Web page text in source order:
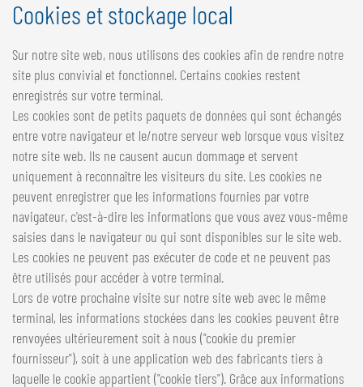
Cookies et stockage local
Sur notre site web, nous utilisons des cookies afin de rendre notre
site plus convivial et fonctionnel. Certains cookies restent
enregistrés sur votre terminal.
Les cookies sont de petits paquets de données qui sont échangés
entre votre navigateur et le/notre serveur web lorsque vous visitez
notre site web. Ils ne causent aucun dommage et servent
uniquement à reconnaître les visiteurs du site. Les cookies ne
peuvent enregistrer que les informations fournies par votre
navigateur, c'est-à-dire les informations que vous avez vous-même
saisies dans le navigateur ou qui sont disponibles sur le site web.
Les cookies ne peuvent pas exécuter de code et ne peuvent pas
être utilisés pour accéder à votre terminal.
Lors de votre prochaine visite sur notre site web avec le même
terminal, les informations stockées dans les cookies peuvent être
renvoyées ultérieurement soit à nous ("cookie du premier
fournisseur"), soit à une application web des fabricants tiers à
laquelle le cookie appartient ("cookie tiers"). Grâce aux informations